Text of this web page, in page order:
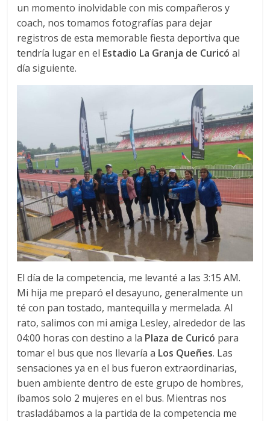
un momento inolvidable con mis compañeros y
coach, nos tomamos fotografías para dejar
registros de esta memorable fiesta deportiva que
tendría lugar en el Estadio La Granja de Curicóal
día siguiente.
El día de la competencia, me levanté a las 3:15 AM.
Mi hija me preparó el desayuno, generalmente un
té con pan tostado, mantequilla y mermelada. Al
rato, salimos con mi amiga Lesley, alrededor de las
04:00 horas con destino a la Plaza de Curicó para
tomar el bus que nos llevaría a Los Queñes. Las
sensaciones ya en el bus fueron extraordinarias,
buen ambiente dentro de este grupo de hombres,
íbamos solo 2 mujeres en el bus. Mientras nos
trasladábamos a la partida de la competencia me